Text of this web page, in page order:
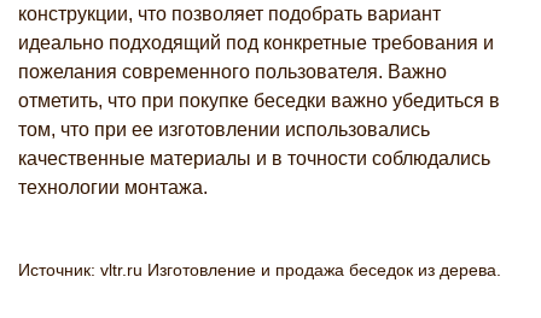
конструкции, что позволяет подобрать вариант
идеально подходящий под конкретные требования и
пожелания современного пользователя. Важно
отметить, что при покупке беседки важно убедиться в
том, что при ее изготовлении использовались
качественные материалы и в точности соблюдались
технологии монтажа.
Источник: vltr.ru Изготовление и продажа беседок из дерева.